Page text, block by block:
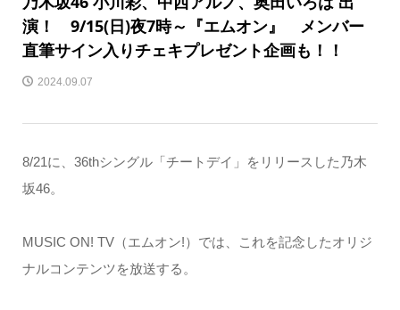
演！ 9/15(日)夜7時～『エムオン』 メンバー
直筆サイン入りチェキプレゼント企画も！！
2024.09.07
8/21に、36thシングル「チートデイ」をリリースした乃木
坂46。
MUSIC ON! TV（エムオン!）では、これを記念したオリジ
ナルコンテンツを放送する。